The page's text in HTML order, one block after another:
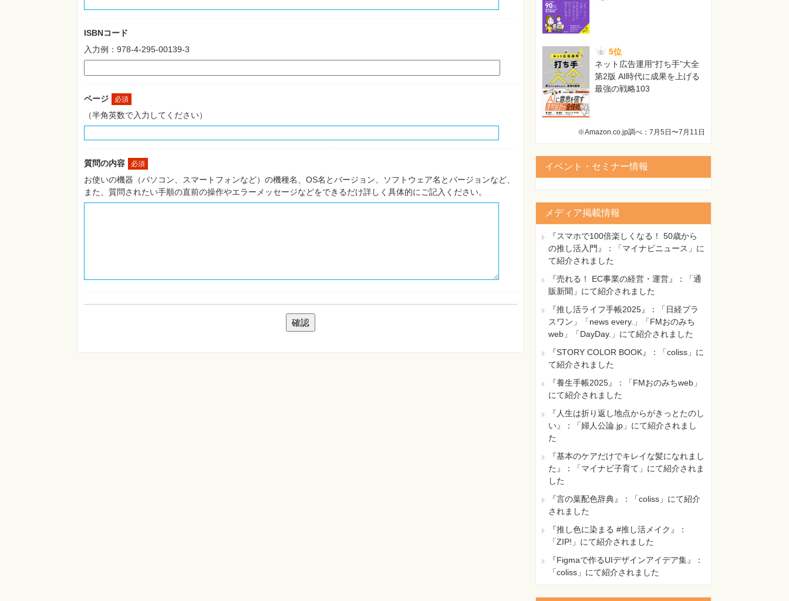
ISBNコード
入力例：978-4-295-00139-3
ページ 必須
（半角英数で入力してください）
質問の内容 必須
お使いの機器（パソコン、スマートフォンなど）の機種名、OS名とバージョン、ソフトウェア名とバージョンなど、
また、質問されたい手順の直前の操作やエラーメッセージなどをできるだけ詳しく具体的にご記入ください。
5位
ネット広告運用“打ち手”大全
第2版 AI時代に成果を上げる
最強の戦略103
※Amazon.co.jp調べ：7月5日〜7月11日
イベント・セミナー情報
メディア掲載情報
『スマホで100倍楽しくなる！ 50歳から
の推し活入門』：「マイナビニュース」に
て紹介されました
『売れる！ EC事業の経営・運営』：「通
販新聞」にて紹介されました
『推し活ライフ手帳2025』：「日経プラ
スワン」「news every.」「FMおのみち
web」「DayDay.」にて紹介されました
『STORY COLOR BOOK』：「coliss」に
て紹介されました
『養生手帳2025』：「FMおのみちweb」
にて紹介されました
『人生は折り返し地点からがきっとたのし
い』：「婦人公論.jp」にて紹介されまし
た
『基本のケアだけでキレイな髪になれまし
た』：「マイナビ子育て」にて紹介されま
した
『言の葉配色辞典』：「coliss」にて紹介
されました
『推し色に染まる #推し活メイク』：
「ZIP!」にて紹介されました
『Figmaで作るUIデザインアイデア集』：
「coliss」にて紹介されました